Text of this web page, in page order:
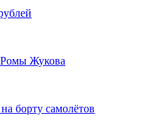
Ромы Жукова
борту самолётов